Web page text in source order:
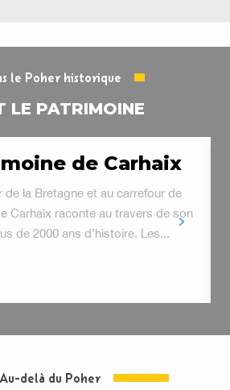
le Poher historique
LE PATRIMOINE
de Carhaix
de la Bretagne et au carrefour de
Carhaix raconte au travers de son
de 2000 ans d’histoire. Les...
Au-delà du Poher